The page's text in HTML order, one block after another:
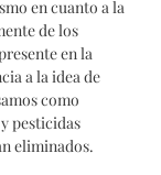
en cuanto a la
de los
en la
a la idea de
como
pesticidas
eliminados.